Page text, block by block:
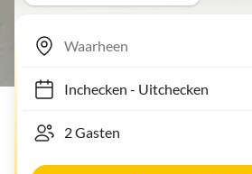
Inchecken- Uitchecken